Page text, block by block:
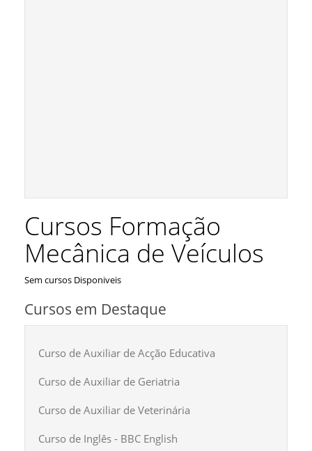
Cursos Formação
Mecânica de Veículos
Sem cursos Disponiveis
Cursos em Destaque
Curso de Auxiliar de Acção Educativa
Curso de Auxiliar de Geriatria
Curso de Auxiliar de Veterinária
Curso de Inglês - BBC English